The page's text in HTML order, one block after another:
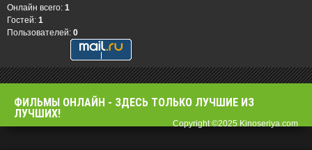
Онлайн всего: 1
Гостей: 1
Пользователей: 0
ФИЛЬМЫ OНЛАЙН - ЗДЕСЬ ТОЛЬКО ЛУЧШИЕ ИЗ
ЛУЧШИХ!
Copyright ©2025 Kinoseriya.com